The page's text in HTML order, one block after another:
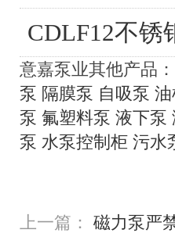
CDLF12不锈
意嘉泵业其他产品：
泵 隔膜泵 自吸泵
泵 氟塑料泵 液下泵
泵 水泵控制柜 污水
上一篇： 磁力泵严